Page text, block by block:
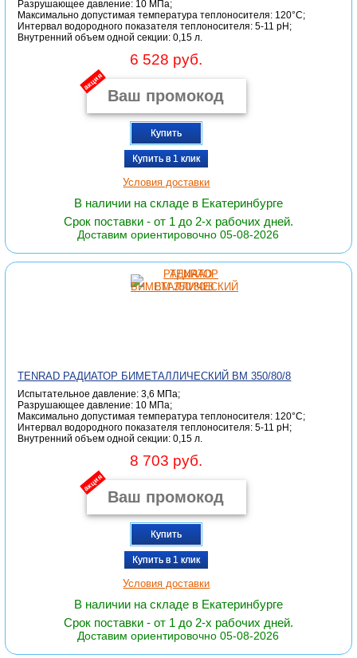
Разрушающее давление: 10 МПа;
Максимально допустимая температура теплоносителя: 120°С;
Интервал водородного показателя теплоносителя: 5-11 pH;
Внутренний объем одной секции: 0,15 л.
6 528 руб.
акция
Купить
Купить в 1 клик
Условия доставки
В наличии на складе в Екатеринбурге
Срок поставки - от 1 до 2-х рабочих дней.
Доставим ориентировочно 05-08-2026
TENRAD РАДИАТОР БИМЕТАЛЛИЧЕСКИЙ ВМ 350/80/8
Испытательное давление: 3,6 МПа;
Разрушающее давление: 10 МПа;
Максимально допустимая температура теплоносителя: 120°С;
Интервал водородного показателя теплоносителя: 5-11 pH;
Внутренний объем одной секции: 0,15 л.
8 703 руб.
акция
Купить
Купить в 1 клик
Условия доставки
В наличии на складе в Екатеринбурге
Срок поставки - от 1 до 2-х рабочих дней.
Доставим ориентировочно 05-08-2026